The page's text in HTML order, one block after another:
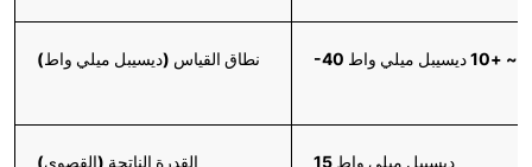
نطاق القياس (ديسيبل ميلي واط) ميلي واط
القدرة الناتجة (القصوى) 15 ديسيبل ميلي واط